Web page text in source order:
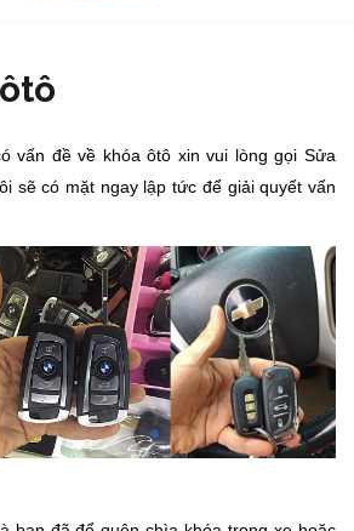
vấn đề về khóa ôtô xin vui lòng gọi Sửa
sẽ có mặt ngay lập tức để giải quyết vấn